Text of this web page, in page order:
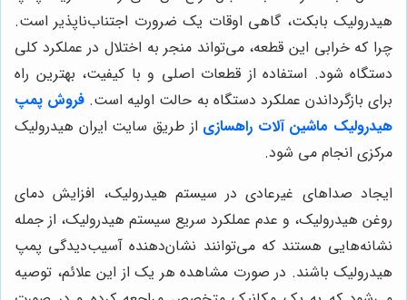
هیدرولیک بابکت، گاهی اوقات یک ضرورت اجتناب‌ناپذیر است.
چرا که خرابی این قطعه، می‌تواند منجر به اختلال در عملکرد کلی
دستگاه شود. استفاده از قطعات اصلی و با کیفیت، بهترین راه
برای بازگرداندن عملکرد دستگاه به حالت اولیه است. فروش پمپ
هیدرولیک ماشین آلات راهسازی از طریق سایت ایران هیدرولیک
مرکزی انجام می شود.
ایجاد صداهای غیرعادی در سیستم هیدرولیک، افزایش دمای
روغن هیدرولیک، و عدم عملکرد سریع سیستم هیدرولیک، از جمله
نشانه‌هایی هستند که می‌توانند نشان‌دهنده آسیب‌دیدگی پمپ
هیدرولیک باشند. در صورت مشاهده هر یک از این علائم، توصیه